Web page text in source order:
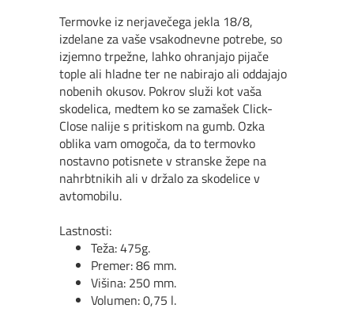
Termovke iz nerjavečega jekla 18/8,
izdelane za vaše vsakodnevne potrebe, so
izjemno trpežne, lahko ohranjajo pijače
tople ali hladne ter ne nabirajo ali oddajajo
nobenih okusov. Pokrov služi kot vaša
skodelica, medtem ko se zamašek Click-
Close nalije s pritiskom na gumb. Ozka
oblika vam omogoča, da to termovko
nostavno potisnete v stranske žepe na
nahrbtnikih ali v držalo za skodelice v
avtomobilu.
Lastnosti:
Teža: 475g.
Premer: 86 mm.
Višina: 250 mm.
Volumen: 0,75 l.